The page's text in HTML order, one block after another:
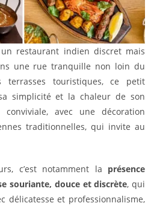
restaurant indien discret mais
une rue tranquille non loin du
terrasses touristiques, ce petit
simplicité et la chaleur de son
conviviale, avec une décoration
traditionnelles, qui invite au
c’est notamment la présence
souriante, douce et discrète, qui
délicatesse et professionnalisme,